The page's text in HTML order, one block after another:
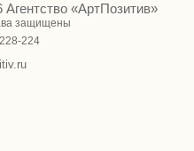
Агентство «АртПозитив»
защищены
224